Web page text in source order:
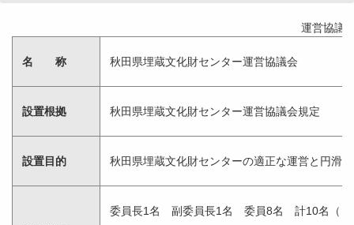
運営協議
名 称 秋田県埋蔵文化財センター運営協議会
設置根拠 秋田県埋蔵文化財センター運営協議会規定
設置目的 秋田県埋蔵文化財センターの適正な運営と円滑
委員長1名 副委員長1名 委員8名 計10名（う